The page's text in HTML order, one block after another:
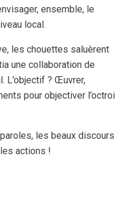
ensemble, le
local.
les chouettes saluèrent
une collaboration de
L’objectif ? Œuvrer,
pour objectiver l’octroi
les beaux discours
actions !